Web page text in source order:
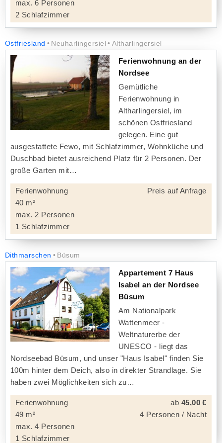
max. 6 Personen
2 Schlafzimmer
Ostfriesland Neuharlingersiel Altharlingersiel
Ferienwohnung an der
Nordsee
Gemütliche
Ferienwohnung in
Altharlingersiel, im
schönen Ostfriesland
gelegen. Eine gut
ausgestattete Fewo, mit Schlafzimmer, Wohnküche und
Duschbad bietet ausreichend Platz für 2 Personen. Der
große Garten mit
Ferienwohnung
40 m²
max. 2 Personen
1 Schlafzimmer
Preis auf Anfrage
Dithmarschen Büsum
Appartement 7 Haus
Isabel an der Nordsee
Büsum
Am Nationalpark
Wattenmeer -
Weltnaturerbe der
UNESCO - liegt das
Nordseebad Büsum, und unser "Haus Isabel" finden Sie
100m hinter dem Deich, also in direkter Strandlage. Sie
haben zwei Möglichkeiten sich zu
Ferienwohnung
49 m²
max. 4 Personen
1 Schlafzimmer
ab 45,00 €
4 Personen / Nacht